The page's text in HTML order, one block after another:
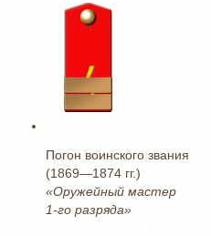
Погон воинского звания
(1869—1874 гг.)
«Оружейный мастер
1-го разряда»